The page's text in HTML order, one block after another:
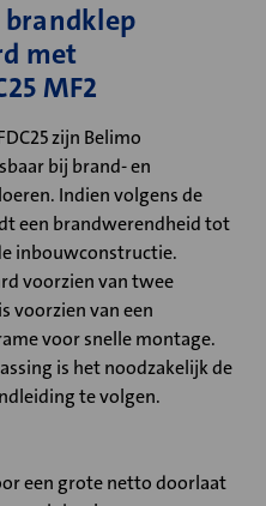
brandklep
met
MF2
zijn Belimo
bij brand- en
Indien volgens de
een brandwerendheid tot
inbouwconstructie.
voorzien van twee
voorzien van een
voor snelle montage.
is het noodzakelijk de
te volgen.
een grote netto doorlaat